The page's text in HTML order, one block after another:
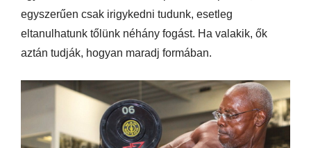
egyszerűen csak irigykedni tudunk, esetleg
eltanulhatunk tőlünk néhány fogást. Ha valakik, ők
aztán tudják, hogyan maradj formában.